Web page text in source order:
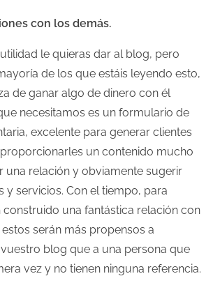
con los demás.
le quieras dar al blog, pero
de los que estáis leyendo esto,
de ganar algo de dinero con él
necesitamos es un formulario de
excelente para generar clientes
un contenido mucho
una relación y obviamente sugerir
y servicios. Con el tiempo, para
una fantástica relación con
serán más propensos a
blog que a una persona que
vez y no tienen ninguna referencia.